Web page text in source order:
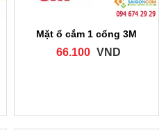
Mặt ổ cắm 1 cổng 3M
66.100 VND